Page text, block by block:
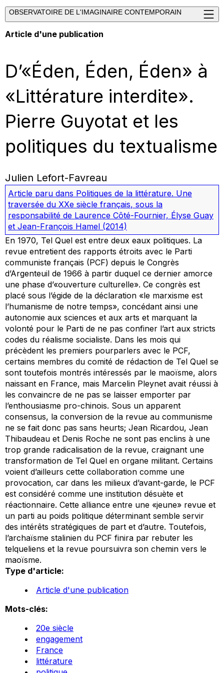
OBSERVATOIRE DE L'IMAGINAIRE CONTEMPORAIN
Article d'une publication
D’«Éden, Éden, Éden» à
«Littérature interdite».
Pierre Guyotat et les
politiques du textualisme
Julien Lefort-Favreau
Article paru dans Politiques de la littérature. Une
traversée du XXe siècle français, sous la
responsabilité de Laurence Côté-Fournier, Élyse Guay
et Jean-François Hamel (2014)
En 1970, Tel Quel est entre deux eaux politiques. La
revue entretient des rapports étroits avec le Parti
communiste français (PCF) depuis le Congrès
d’Argenteuil de 1966 à partir duquel ce dernier amorce
une phase d’«ouverture culturelle». Ce congrès est
placé sous l’égide de la déclaration «le marxisme est
l’humanisme de notre temps», concédant ainsi une
autonomie aux sciences et aux arts et marquant la
volonté pour le Parti de ne pas confiner l’art aux stricts
codes du réalisme socialiste. Dans les mois qui
précèdent les premiers pourparlers avec le PCF,
certains membres du comité de rédaction de Tel Quel se
sont toutefois montrés intéressés par le maoïsme, alors
naissant en France, mais Marcelin Pleynet avait réussi à
les convaincre de ne pas se laisser emporter par
l’enthousiasme pro-chinois. Sous un apparent
consensus, la conversion de la revue au communisme
ne se fait donc pas sans heurts; Jean Ricardou, Jean
Thibaudeau et Denis Roche ne sont pas enclins à une
trop grande radicalisation de la revue, craignant une
transformation de Tel Quel en organe militant. Certains
voient d’ailleurs cette collaboration comme une
provocation, car dans les milieux d’avant-garde, le PCF
est considéré comme une institution désuète et
réactionnaire. Cette alliance entre une «jeune» revue et
un parti au poids politique déterminant semble servir
des intérêts stratégiques de part et d’autre. Toutefois,
l’archaïsme stalinien du PCF finira par rebuter les
telqueliens et la revue poursuivra son chemin vers le
maoïsme.
Type d'article:
Article d'une publication
Mots-clés:
20e siècle
engagement
France
littérature